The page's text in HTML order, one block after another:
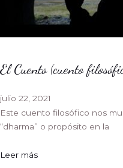
El Cuento (cuento
julio 22, 2021
Este cuento filosófico nos
“dharma” o propósito en la
Leer más